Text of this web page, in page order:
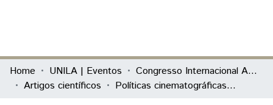
Communities & Collections
All of DSpace
Home UNILA | Eventos
Congresso Internacional América Latina
Artigos científicos
Políticas cinematográficas regionales: las experiencias en el Mercosur e Iberoamérica